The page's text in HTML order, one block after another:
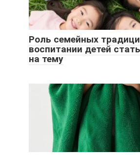
Роль семейных
воспитании детей
на тему